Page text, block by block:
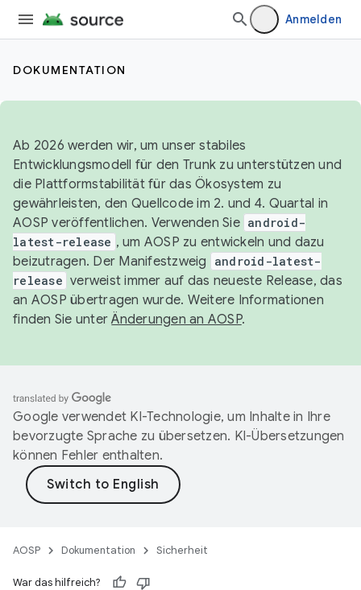
Anmelden
DOKUMENTATION
Ab 2026 werden wir, um unser stabiles
Entwicklungsmodell für den Trunk zu unterstützen und
die Plattformstabilität für das Ökosystem zu
gewährleisten, den Quellcode im 2. und 4. Quartal in
AOSP veröffentlichen. Verwenden Sie android-
latest-release , um AOSP zu entwickeln und dazu
beizutragen. Der Manifestzweig
android-latest-
release verweist immer auf das neueste Release, das
an AOSP übertragen wurde. Weitere Informationen
finden Sie unterÄnderungen an AOSP.
Google verwendet KI-Technologie, um Inhalte in Ihre
bevorzugte Sprache zu übersetzen. KI-Übersetzungen
können Fehler enthalten.
AOSP Dokumentation Sicherheit
War das hilfreich?